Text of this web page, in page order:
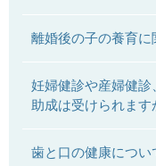
離婚後の子の養育に
妊婦健診や産婦健診
助成は受けられます
歯と口の健康につい